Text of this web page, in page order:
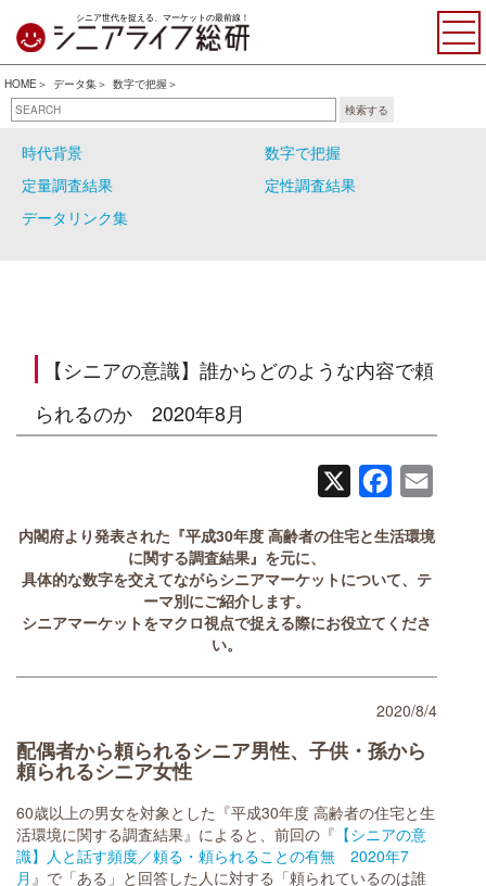
シニア世代を捉える、マーケットの最前線！
HOME データ集
数字で把握
検索する
自主調査結果
シニアの大分類
時代背景
数字で把握
定量調査結果
定性調査結果
データリンク集
【シニアの意識】誰からどのような内容で頼
られるのか 2020年8月
Facebook
内閣府より発表された『平成30年度 高齢者の住宅と生活環境
に関する調査結果』を元に、
具体的な数字を交えてながらシニアマーケットについて、テ
ーマ別にご紹介します。
シニアマーケットをマクロ視点で捉える際にお役立てくださ
い。
2020/8/4
配偶者から頼られるシニア男性、子供・孫から
頼られるシニア女性
60歳以上の男女を対象とした『平成30年度 高齢者の住宅と生
活環境に関する調査結果』によると、前回の『 【シニアの意
識】人と話す頻度／頼る・頼られることの有無 2020年7
月 』で「ある」と回答した人に対する「頼られているのは誰